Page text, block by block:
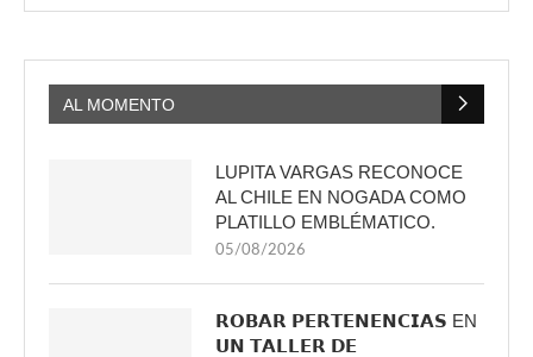
AL MOMENTO
LUPITA VARGAS RECONOCE
AL CHILE EN NOGADA COMO
PLATILLO EMBLÉMATICO.
05/08/2026
𝗥𝗢𝗕𝗔𝗥 𝗣𝗘𝗥𝗧𝗘𝗡𝗘𝗡𝗖𝗜𝗔𝗦 EN
𝗨𝗡 𝗧𝗔𝗟𝗟𝗘𝗥 𝗗𝗘